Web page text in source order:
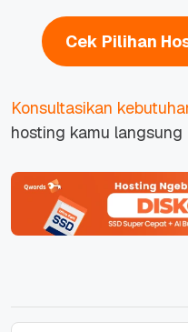
Cek Pilihan
Konsultasikan
hosting kamu